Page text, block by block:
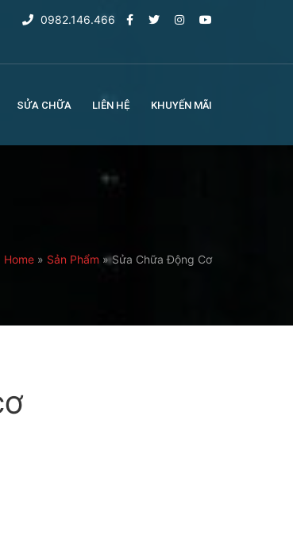
0982.146.466
SỬA CHỮA LIÊN HỆ KHUYẾN MÃI
Home » Sản Phẩm »Sửa Chữa Động Cơ